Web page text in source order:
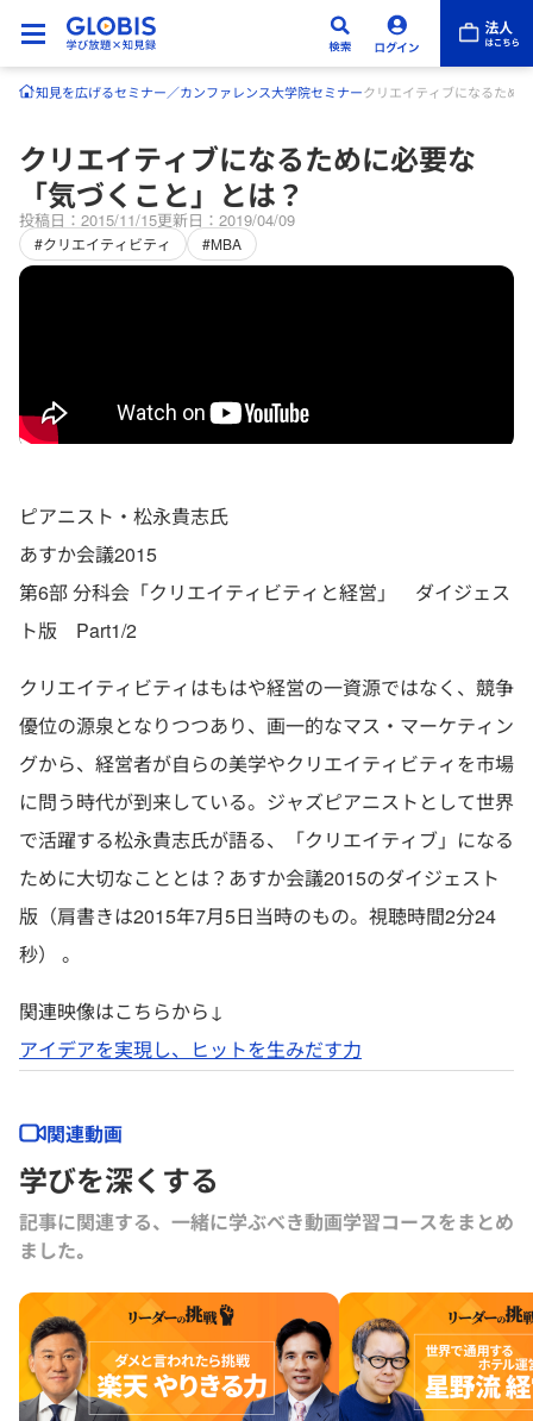
知見を広げるセミナー／カンファレンス大学院セミナークリエイティブになるため
クリエイティブになるために必要な
「気づくこと」とは？
投稿日：2015/11/15更新日：2019/04/09
#クリエイティビティ #MBA
ピアニスト・松永貴志氏
あすか会議2015
第6部 分科会「クリエイティビティと経営」 ダイジェス
ト版 Part1/2
クリエイティビティはもはや経営の一資源ではなく、競争
優位の源泉となりつつあり、画一的なマス・マーケティン
グから、経営者が自らの美学やクリエイティビティを市場
に問う時代が到来している。ジャズピアニストとして世界
で活躍する松永貴志氏が語る、「クリエイティブ」になる
ために大切なこととは？あすか会議2015のダイジェスト
版（肩書きは2015年7月5日当時のもの。視聴時間2分24
秒） 。
関連映像はこちらから↓
アイデアを実現し、ヒットを生みだす力
関連動画
学びを深くする
記事に関連する、一緒に学ぶべき動画学習コースをまとめ
ました｡